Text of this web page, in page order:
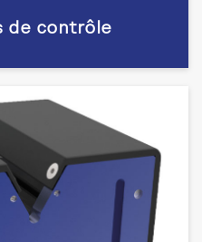
de contrôle